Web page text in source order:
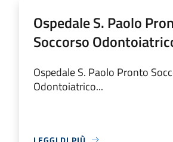
Ospedale S. Paolo
Soccorso
Ospedale S. Paolo Pronto
Odontoiatrico...